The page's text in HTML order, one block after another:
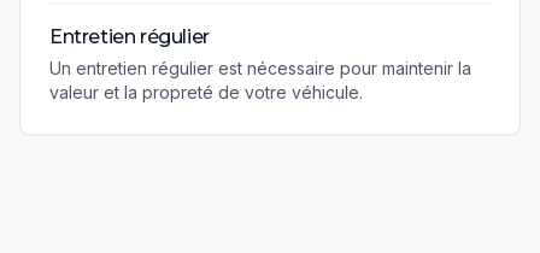
Entretien régulier
Un entretien régulier est nécessaire pour maintenir la
valeur et la propreté de votre véhicule.